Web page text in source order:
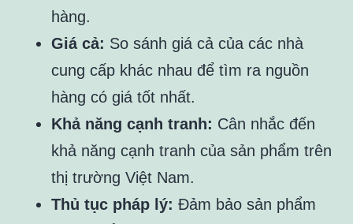
hàng.
Giá cả: So sánh giá cả của các nhà
cung cấp khác nhau để tìm ra nguồn
hàng có giá tốt nhất.
Khả năng cạnh tranh: Cân nhắc đến
khả năng cạnh tranh của sản phẩm trên
thị trường Việt Nam.
Thủ tục pháp lý: Đảm bảo sản phẩm